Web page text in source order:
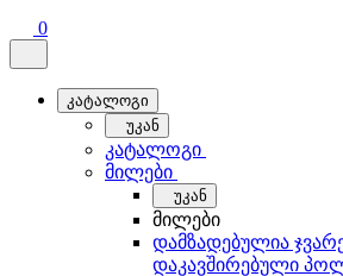
0
კატალოგი
უკან
კატალოგი
მილები
უკან
მილები
დამზადებულია
დაკავშირებული